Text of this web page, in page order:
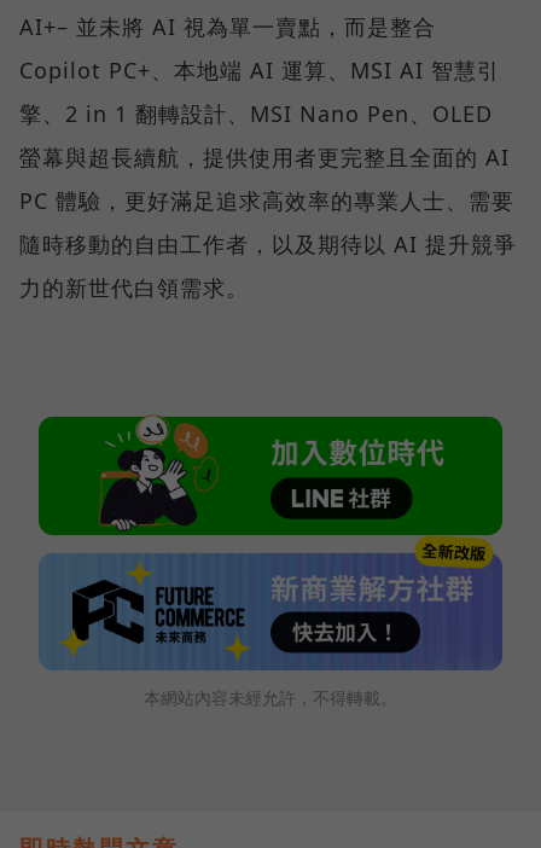
AI+– 並未將 AI 視為單一賣點，而是整合
Copilot PC+、本地端 AI 運算、MSI AI 智慧引
擎、2 in 1 翻轉設計、MSI Nano Pen、OLED
螢幕與超長續航，提供使用者更完整且全面的 AI
PC 體驗，更好滿足追求高效率的專業人士、需要
隨時移動的自由工作者，以及期待以 AI 提升競爭
力的新世代白領需求。
本網站內容未經允許，不得轉載。